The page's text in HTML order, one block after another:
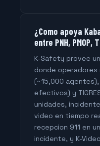
¿Como apoya
entre PNH, PMOP,
K-Safety provee
donde operadores
(~15,000 agentes),
efectivos) y
unidades,
video en tiempo
recepcion 911 en
incidente, y K-